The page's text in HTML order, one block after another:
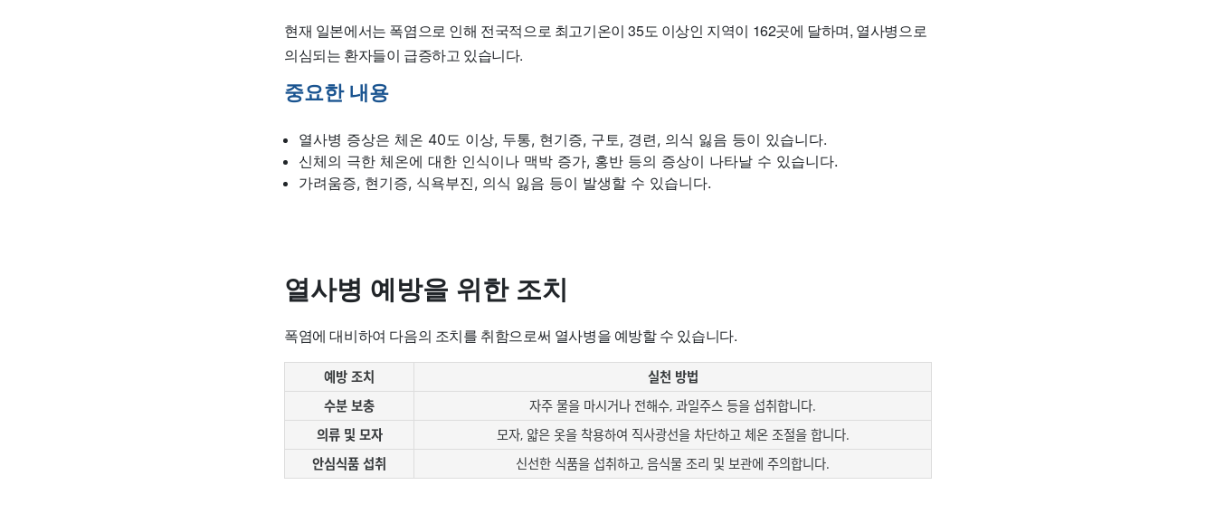
현재 일본에서는 폭염으로 인해 전국적으로 최고기온이 35도 이상인 지역이 162곳에 달하며, 열사병으로
의심되는 환자들이 급증하고 있습니다.
중요한 내용
열사병 증상은 체온 40도 이상, 두통, 현기증, 구토, 경련, 의식 잃음 등이 있습니다.
신체의 극한 체온에 대한 인식이나 맥박 증가, 홍반 등의 증상이 나타날 수 있습니다.
가려움증, 현기증, 식욕부진, 의식 잃음 등이 발생할 수 있습니다.
열사병 예방을 위한 조치
폭염에 대비하여 다음의 조치를 취함으로써 열사병을 예방할 수 있습니다.
예방 조치
실천 방법
수분 보충
자주 물을 마시거나 전해수, 과일주스 등을 섭취합니다.
의류 및 모자
모자, 얇은 옷을 착용하여 직사광선을 차단하고 체온 조절을 합니다.
안심식품 섭취
신선한 식품을 섭취하고, 음식물 조리 및 보관에 주의합니다.